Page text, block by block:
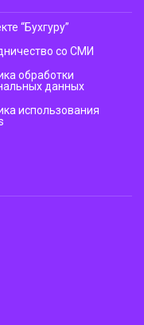
“Бухгуру”
со СМИ
обработки
данных
использования